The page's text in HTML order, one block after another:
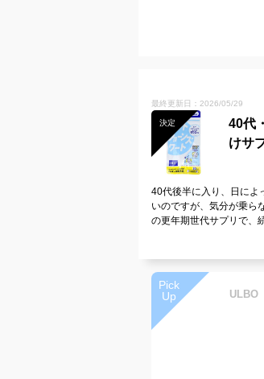
最終更新日：2026/05/29
決定
40代
けサ
40代後半に入り、日によ
いのですが、気分が乗ら
の更年期世代サプリで、
Pick
Up